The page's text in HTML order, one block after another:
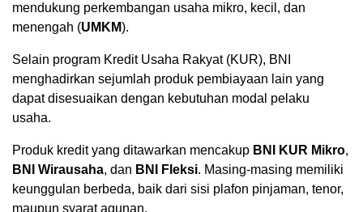
mendukung perkembangan usaha mikro, kecil, dan
menengah (UMKM).
Selain program Kredit Usaha Rakyat (KUR), BNI
menghadirkan sejumlah produk pembiayaan lain yang
dapat disesuaikan dengan kebutuhan modal pelaku
usaha.
Produk kredit yang ditawarkan mencakup BNI KUR Mikro,
BNI Wirausaha, dan BNI Fleksi. Masing-masing memiliki
keunggulan berbeda, baik dari sisi plafon pinjaman, tenor,
maupun syarat agunan.